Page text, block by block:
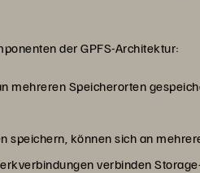
der GPFS-Architektur:
mehreren Speicherorten
speichern, können sich an
verbinden